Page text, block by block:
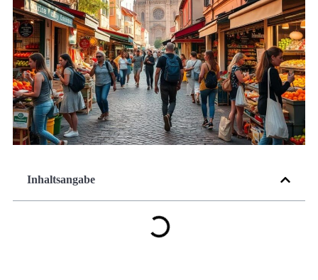
Inhaltsangabe